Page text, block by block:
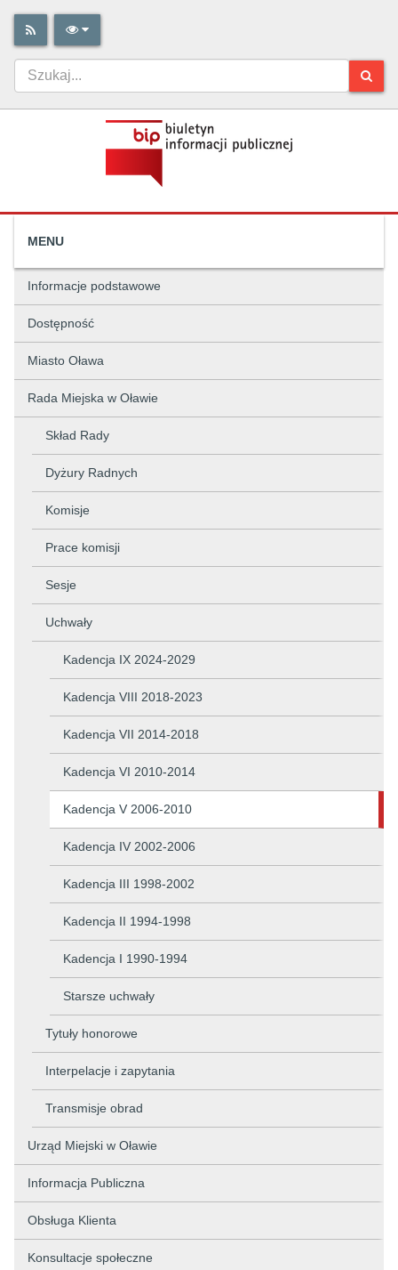
MENU
Informacje podstawowe
Dostępność
Miasto Oława
Rada Miejska w Oławie
Skład Rady
Dyżury Radnych
Komisje
Prace komisji
Sesje
Uchwały
Kadencja IX 2024-2029
Kadencja VIII 2018-2023
Kadencja VII 2014-2018
Kadencja VI 2010-2014
Kadencja V 2006-2010
Kadencja IV 2002-2006
Kadencja III 1998-2002
Kadencja II 1994-1998
Kadencja I 1990-1994
Starsze uchwały
Tytuły honorowe
Interpelacje i zapytania
Transmisje obrad
Urząd Miejski w Oławie
Informacja Publiczna
Obsługa Klienta
Konsultacje społeczne